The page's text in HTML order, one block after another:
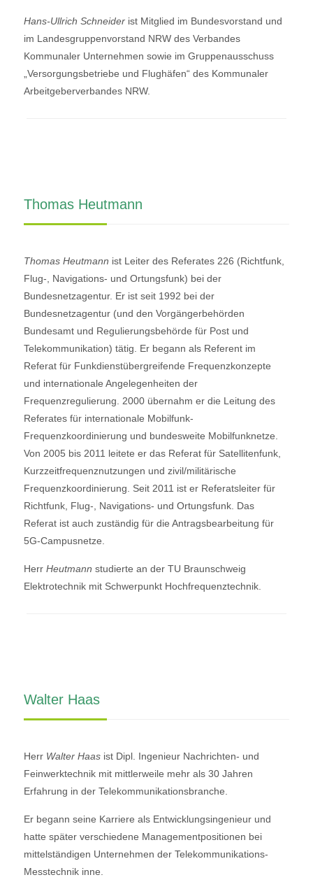
Hans-Ullrich Schneiderist Mitglied im Bundesvorstand und
im Landesgruppenvorstand NRW des Verbandes
Kommunaler Unternehmen sowie im Gruppenausschuss
„Versorgungsbetriebe und Flughäfen“ des Kommunaler
Arbeitgeberverbandes NRW.
Thomas Heutmann
Thomas Heutmann ist Leiter des Referates 226 (Richtfunk,
Flug-, Navigations- und Ortungsfunk) bei der
Bundesnetzagentur. Er ist seit 1992 bei der
Bundesnetzagentur (und den Vorgängerbehörden
Bundesamt und Regulierungsbehörde für Post und
Telekommunikation) tätig. Er begann als Referent im
Referat für Funkdienstübergreifende Frequenzkonzepte
und internationale Angelegenheiten der
Frequenzregulierung. 2000 übernahm er die Leitung des
Referates für internationale Mobilfunk-
Frequenzkoordinierung und bundesweite Mobilfunknetze.
Von 2005 bis 2011 leitete er das Referat für Satellitenfunk,
Kurzzeitfrequenznutzungen und zivil/militärische
Frequenzkoordinierung. Seit 2011 ist er Referatsleiter für
Richtfunk, Flug-, Navigations- und Ortungsfunk. Das
Referat ist auch zuständig für die Antragsbearbeitung für
5G-Campusnetze.
Herr Heutmann studierte an der TU Braunschweig
Elektrotechnik mit Schwerpunkt Hochfrequenztechnik.
Walter Haas
Herr Walter Haasist Dipl. Ingenieur Nachrichten- und
Feinwerktechnik mit mittlerweile mehr als 30 Jahren
Erfahrung in der Telekommunikationsbranche.
Er begann seine Karriere als Entwicklungsingenieur und
hatte später verschiedene Managementpositionen bei
mittelständigen Unternehmen der Telekommunikations-
Messtechnik inne.